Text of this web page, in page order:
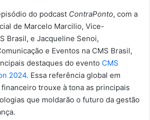
do podcast ContraPonto, com a
de Marcelo Marcilio, Vice-
Brasil, e Jacqueline Senoi,
e Eventos na CMS Brasil,
destaques do evento CMS
2024. Essa referência global em
trouxe à tona as principais
que moldarão o futuro da gestão